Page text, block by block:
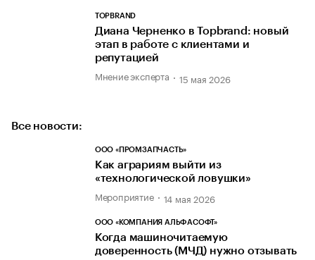
TOPBRAND
Диана Черненко в Topbrand: новый
этап в работе с клиентами и
репутацией
Мнение эксперта 15 мая 2026
Все новости:
ООО «ПРОМЗАПЧАСТЬ»
Как аграриям выйти из
«технологической ловушки»
Мероприятие 14 мая 2026
ООО «КОМПАНИЯ АЛЬФАСОФТ»
Когда машиночитаемую
доверенность (МЧД) нужно отзывать